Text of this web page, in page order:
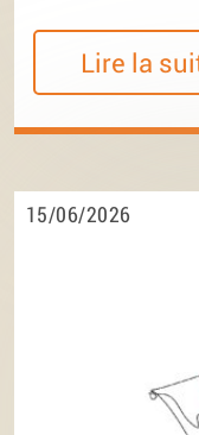
Lire la
15/06/2026